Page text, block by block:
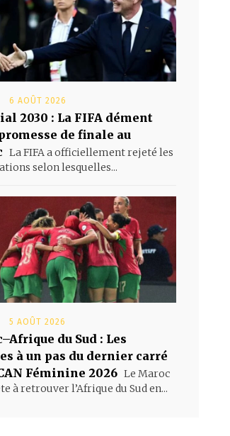
6 AOÛT 2026
2030 : La FIFA dément
de finale au
La FIFA a officiellement rejeté les
selon lesquelles...
5 AOÛT 2026
du Sud : Les
à un pas du dernier carré
Féminine 2026 Le Maroc
à retrouver l’Afrique du Sud en...